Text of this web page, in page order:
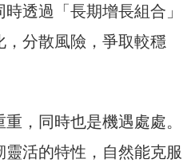
透過「長期增長組合」
分散風險，爭取較穩
，同時也是機遇處處。
活的特性，自然能克服